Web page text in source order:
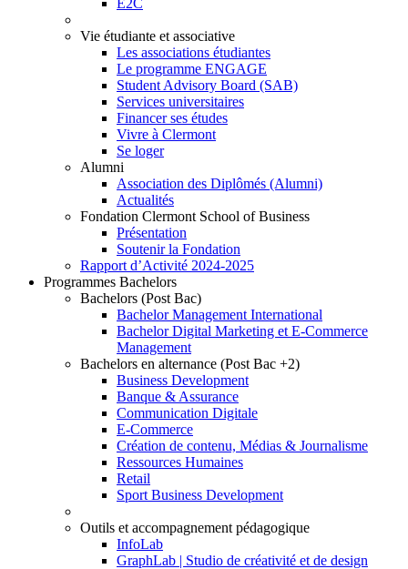
E2C
Vie étudiante et associative
Les associations étudiantes
Le programme ENGAGE
Student Advisory Board (SAB)
Services universitaires
Financer ses études
Vivre à Clermont
Se loger
Alumni
Association des Diplômés (Alumni)
Actualités
Fondation Clermont School of Business
Présentation
Soutenir la Fondation
Rapport d’Activité 2024-2025
Programmes Bachelors
Bachelors (Post Bac)
Bachelor Management International
Bachelor Digital Marketing et E-Commerce
Management
Bachelors en alternance (Post Bac +2)
Business Development
Banque & Assurance
Communication Digitale
E-Commerce
Création de contenu, Médias & Journalisme
Ressources Humaines
Retail
Sport Business Development
Outils et accompagnement pédagogique
InfoLab
GraphLab | Studio de créativité et de design